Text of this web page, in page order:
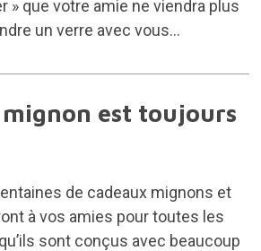
» que votre amie ne viendra plus
un verre avec vous...
est toujours
de cadeaux mignons et
à vos amies pour toutes les
sont conçus avec beaucoup